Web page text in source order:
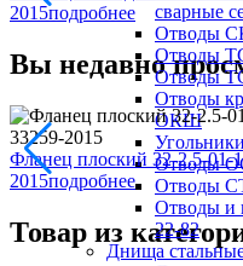
2015подробнее
Вы недавно
Фланец плоский 32-2.5-
2015подробнее
Товар из
сварные
Отводы
Отводы
Отводы
Отводы
ОКШ
Отводы
Отводы
Отводы и
22-82
Днища